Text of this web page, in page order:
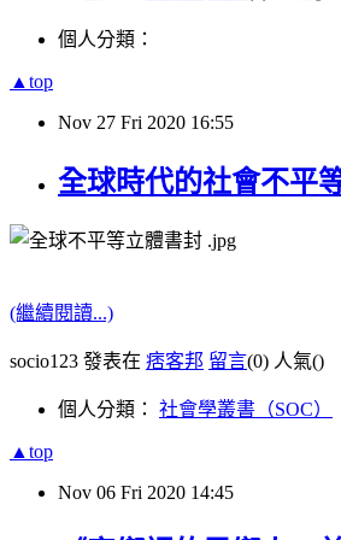
個人分類：
▲top
Nov 27 Fri 2020 16:55
全球時代的社會不平
(繼續閱讀...)
socio123 發表在 痞客邦 留言(0) 人氣()
個人分類： 社會學叢書（SOC）
▲top
Nov 06 Fri 2020 14:45